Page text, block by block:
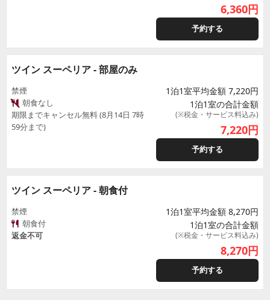
6,360円
予約する
ツイン スーペリア - 部屋のみ
禁煙
朝食なし
期限までキャンセル無料 (8月14日 7時
59分まで)
1泊1室平均金額 7,220円
1泊1室の合計金額
(※税金・サービス料込み)
7,220円
予約する
ツイン スーペリア - 朝食付
禁煙
朝食付
返金不可
1泊1室平均金額 8,270円
1泊1室の合計金額
(※税金・サービス料込み)
8,270円
予約する